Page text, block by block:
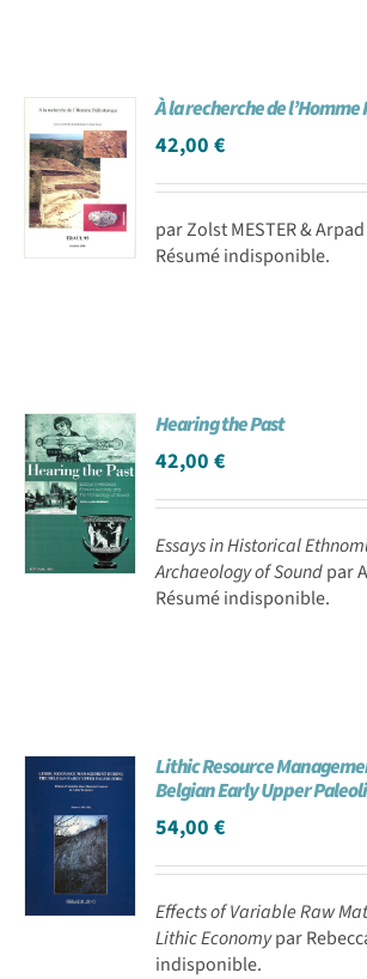
À la recherche de
42,00€
par Zolst MESTER &
Résumé indisponible.
Hearing the Past
42,00€
Essays in Historical
Archaeology of Soundpar
Résumé indisponible.
Lithic Resource
Belgian Early Upper
54,00€
Effects of Variable Raw
Lithic Economypar
indisponible.